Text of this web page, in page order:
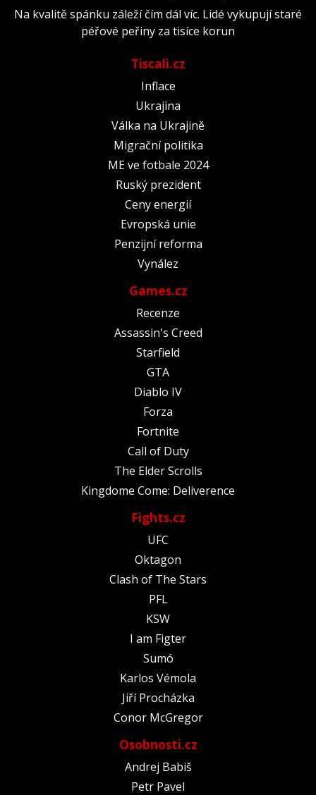
Na kvalitě spánku záleží čím dál víc. Lidé vykupují staré
péřové peřiny za tisíce korun
Tiscali.cz
Inflace
Ukrajina
Válka na Ukrajině
Migrační politika
ME ve fotbale 2024
Ruský prezident
Ceny energií
Evropská unie
Penzijní reforma
Vynález
Games.cz
Recenze
Assassin's Creed
Starfield
GTA
Diablo IV
Forza
Fortnite
Call of Duty
The Elder Scrolls
Kingdome Come: Deliverence
Fights.cz
UFC
Oktagon
Clash of The Stars
PFL
KSW
I am Figter
Sumó
Karlos Vémola
Jiří Procházka
Conor McGregor
Osobnosti.cz
Andrej Babiš
Petr Pavel